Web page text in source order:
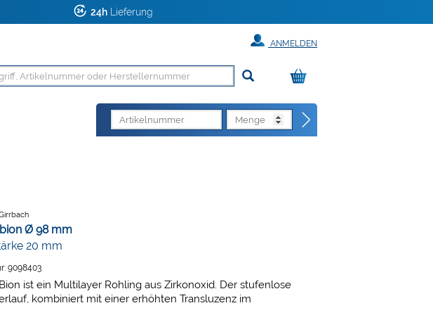
24h Lieferung
ANMELDEN
Ø 98 mm
20 mm
9098403
ist ein Multilayer Rohling aus Zirkonoxid. Der stufenlose
kombiniert mit einer erhöhten Transluzenz im
schafft Natürlichkeit ohne Abstriche in Bezug auf